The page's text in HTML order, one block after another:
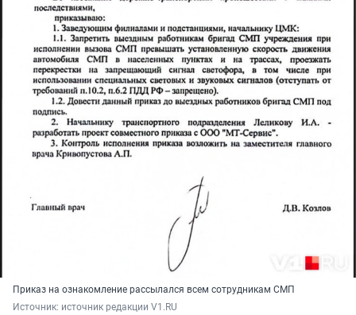
Приказ на ознакомление рассылался всем сотрудникам СМП
Источник: источник редакции V1.RU